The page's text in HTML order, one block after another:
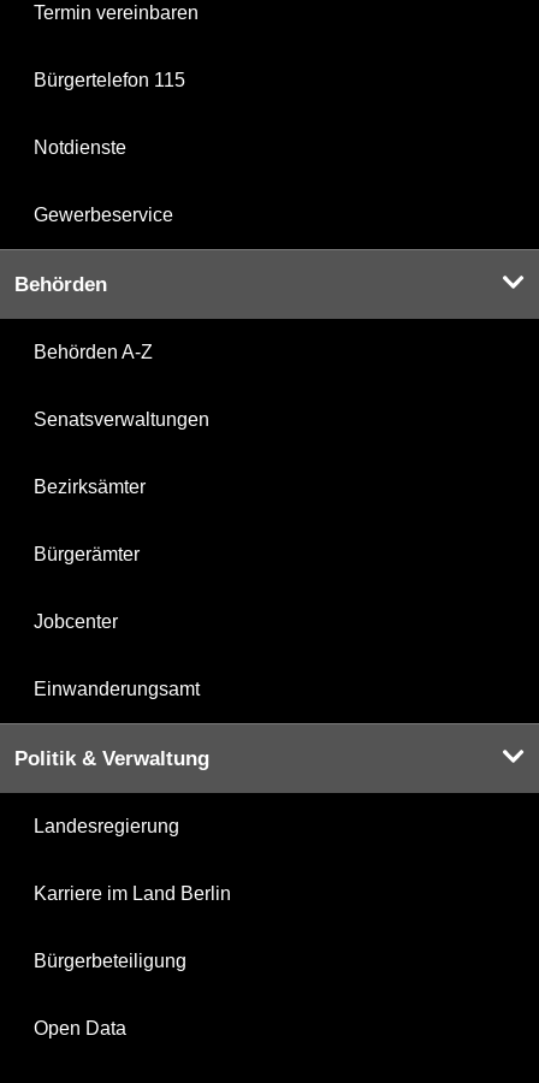
Termin vereinbaren
Bürgertelefon 115
Notdienste
Gewerbeservice
Behörden
Behörden A-Z
Senatsverwaltungen
Bezirksämter
Bürgerämter
Jobcenter
Einwanderungsamt
Politik & Verwaltung
Landesregierung
Karriere im Land Berlin
Bürgerbeteiligung
Open Data